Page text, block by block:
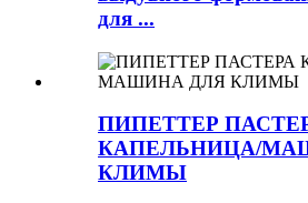
для ...
ПИПЕТТЕР
КАПЕЛЬНИЦА/
КЛИМЫ